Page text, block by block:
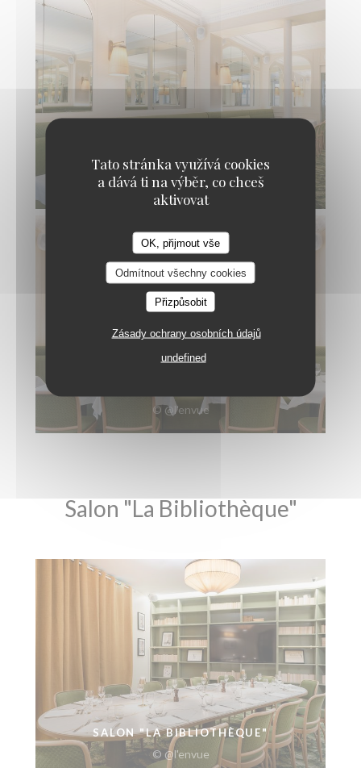
Tato stránka využívá cookies
a dává ti na výběr, co chceš
aktivovat
OK, přijmout vše
Odmítnout všechny cookies
Přizpůsobit
Zásady ochrany osobních údajů
undefined
SALON "LES GLACES"
© @l'envue
© @l'envue
Salon "La Bibliothèque"
SALON "LA BIBLIOTHÈQUE"
© @l'envue